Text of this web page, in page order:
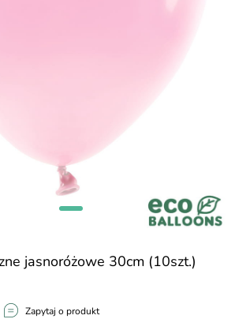
jasnoróżowe 30cm (10szt.)
Zapytaj o produkt